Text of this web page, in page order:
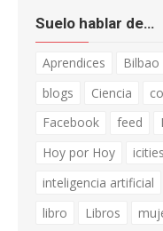
Suelo hablar de…
Aprendices Bilbao
blogs
Ciencia
Facebook
feed
Hoy por Hoy
icities
inteligencia artificial
libro
Libros